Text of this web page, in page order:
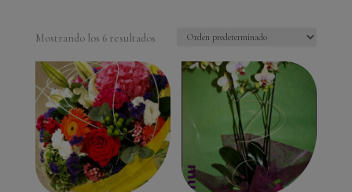
Mostrando los 6 resultados